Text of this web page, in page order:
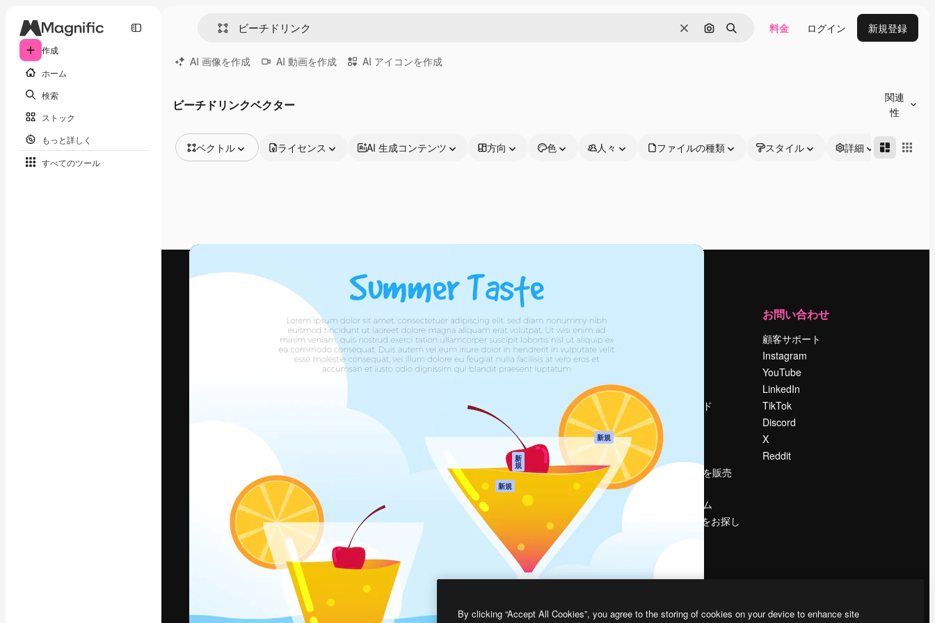
作成
ホーム
検索
ストック
もっと詳しく
すべてのツール
消去 画像で検索
検索 料金 ログイン 新規登録
AI 画像を作成 AI 動画を作成 AI アイコンを作成
ビーチドリンクベクター
関連
性
ベクトル
動画
モーショングラフィックス
ライセンス AI 生成コンテンツ 方向 色 人々 ファイルの種類 スタイル 詳細
最高のクリエイティブ制作を導くためのプラ
ットフォーム。クリエイター、企業、代理
店、スタジオを含む100万人以上が利用して
製品
Spaces
AI アシスタント
AI 画像生成ツール
AI 音声合成ツール
ストックコンテン
ツ
Claude/ChatGPT
向けMCP
新
規
エージェント 新規
モバイルアプリ
すべてのMagnificツ
Academy
ドキュメント
サポート
利用規約
プライバシーポリ
シー
オリジナル 新規
クッキーポリシー
トラストセンター
アフィリエイト
法人向け
検索トレンド
ブログ
イベント
Slidesgo
コンテンツを販売
プレスルーム
magnific.aiをお探し
お問い合わせ
顧客サポート
Instagram
YouTube
LinkedIn
TikTok
Discord
X
Reddit
Copyright © 2010- Freepik Company S.L.U.
By clicking “Accept All Cookies”, you agree to the storing of cookies on your device to enhance site